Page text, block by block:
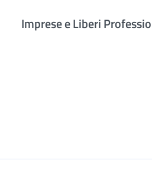
Imprese e Liberi